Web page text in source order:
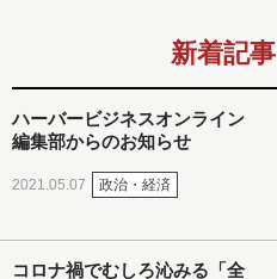
新着記事
ハーバービジネスオンライン
編集部からのお知らせ
2021.05.07 政治・経済
コロナ禍でむしろ沁みる「全